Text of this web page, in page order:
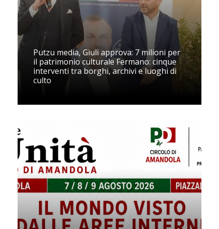
Putzu media, Giuli approva: 7 milioni per
il patrimonio culturale Fermano: cinque
interventi tra borghi, archivi e luoghi di
culto